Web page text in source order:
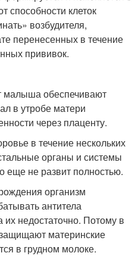
способности клеток
возбудителя,
перенесенных в течение
прививок.
малыша обеспечивают
в утробе матери
через плаценту.
в течение нескольких
органы и системы
еще не развит полностью.
организм
антитела
их недостаточно. Потому в
материнские
в грудном молоке.